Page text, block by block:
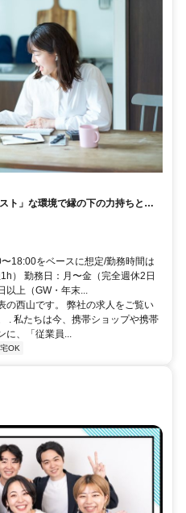
ト」な環境で縁の下の力持ちとし
活躍中
18:00をベースに想定/勤務時間は
） 勤務日：月〜金（完全週休2日
以上（GW・年末...
の西山です。 弊社の求人をご覧い
. 私たちは今、携帯ショップや携帯
に、「従業員...
OK